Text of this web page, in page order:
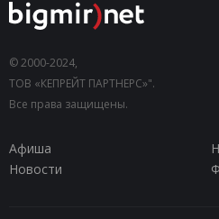
© 2000-2024,
ТОВ «КЕПРЕЙТ ПАРТНЕРС»".
Все права защищены.
Афиша
Новости